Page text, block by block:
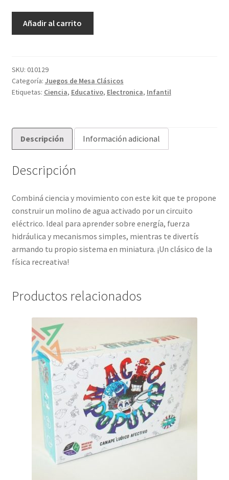
CIENCIA
Y
EDUCACIÓN:
-
circuito
enciende
tu
propio
molino
cantidad
Añadir al carrito
SKU: 010129
Categoría: Juegos de Mesa Clásicos
Etiquetas: Ciencia, Educativo, Electronica, Infantil
Descripción Información adicional
Descripción
Combiná ciencia y movimiento con este kit que te propone
construir un molino de agua activado por un circuito
eléctrico. Ideal para aprender sobre energía, fuerza
hidráulica y mecanismos simples, mientras te divertís
armando tu propio sistema en miniatura. ¡Un clásico de la
física recreativa!
Productos relacionados